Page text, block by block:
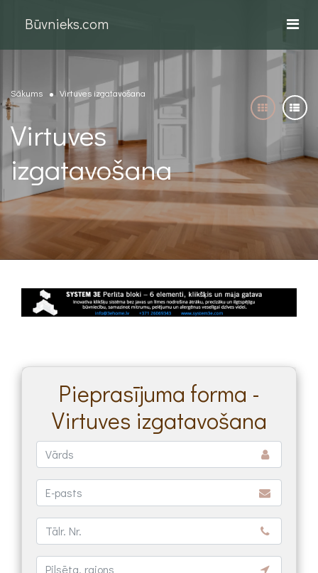
Būvnieks.com
Sākums Virtuves izgatavošana
Virtuves
izgatavošana
Pieprasījuma forma -
Virtuves izgatavošana